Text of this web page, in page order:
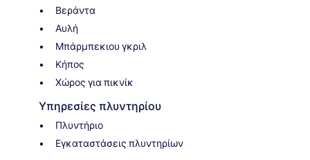
Βεράντα
Αυλή
Μπάρμπεκιου γκριλ
Κήπος
Χώρος για πικνίκ
Υπηρεσίες πλυντηρίου
Πλυντήριο
Εγκαταστάσεις πλυντηρίων